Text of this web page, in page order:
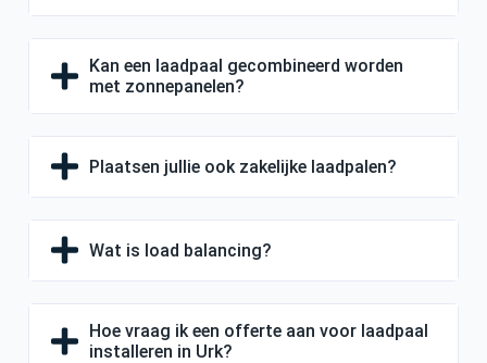
Kan een laadpaal gecombineerd worden
met zonnepanelen?
Plaatsen jullie ook zakelijke laadpalen?
Wat is load balancing?
Hoe vraag ik een offerte aan voor laadpaal
installeren in Urk?